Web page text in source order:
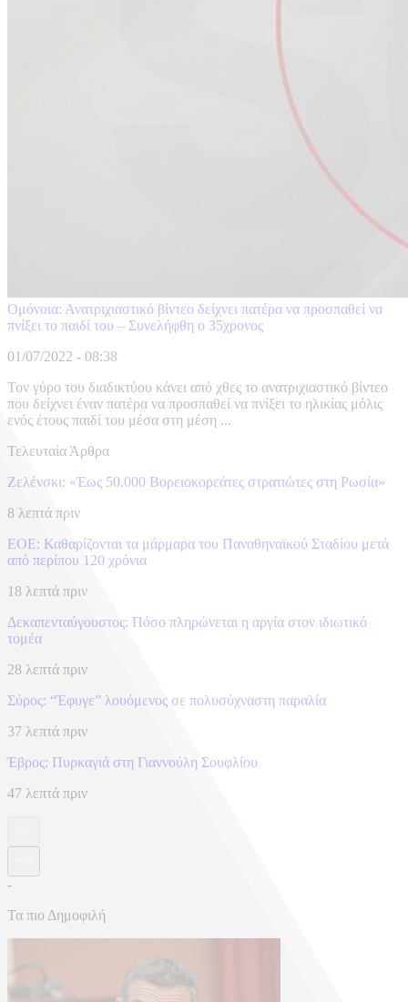
Ομόνοια: Ανατριχιαστικό βίντεο δείχνει πατέρα να προσπαθεί να
πνίξει το παιδί του – Συνελήφθη ο 35χρονος
01/07/2022 - 08:38
Τον γύρο του διαδικτύου κάνει από χθες το ανατριχιαστικό βίντεο
που δείχνει έναν πατέρα να προσπαθεί να πνίξει το ηλικίας μόλις
ενός έτους παιδί του μέσα στη μέση ...
Τελευταία Άρθρα
Ζελένσκι: «Έως 50.000 Βορειοκορεάτες στρατιώτες στη Ρωσία»
8 λεπτά πριν
ΕΟΕ: Καθαρίζονται τα μάρμαρα του Παναθηναϊκού Σταδίου μετά
από περίπου 120 χρόνια
18 λεπτά πριν
Δεκαπενταύγουστος: Πόσο πληρώνεται η αργία στον ιδιωτικό
τομέα
28 λεπτά πριν
Σύρος: “Έφυγε” λουόμενος σε πολυσύχναστη παραλία
37 λεπτά πριν
Έβρος: Πυρκαγιά στη Γιαννούλη Σουφλίου
47 λεπτά πριν
-
Τα πιο Δημοφιλή